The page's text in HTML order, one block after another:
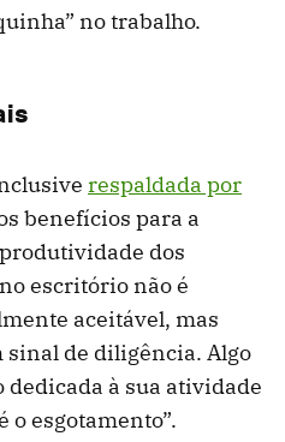
no trabalho.
respaldada por
benefícios para a
dos
escritório não é
aceitável, mas
de diligência. Algo
dedicada à sua atividade
o esgotamento”.